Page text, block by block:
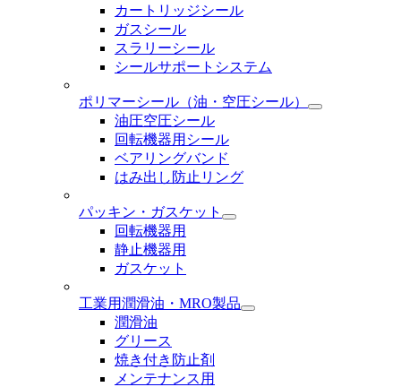
カートリッジシール
ガスシール
スラリーシール
シールサポートシステム
ポリマーシール （油・空圧シール）
油圧空圧シール
回転機器用シール
ベアリングバンド
はみ出し防止リング
パッキン・ガスケット
回転機器用
静止機器用
ガスケット
工業用潤滑油・MRO製品
潤滑油
グリース
焼き付き防止剤
メンテナンス用